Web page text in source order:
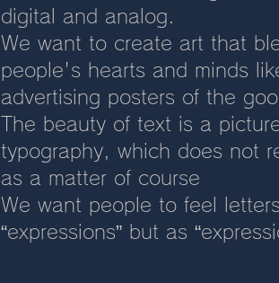
digital and analog.
We want to create art that
people's hearts and minds
advertising posters of the
The beauty of text is a
typography, which does not
as a matter of course
We want people to feel
“expressions” but as